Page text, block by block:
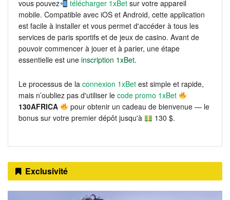
vous pouvez
télécharger 1xBet sur votre appareil
mobile. Compatible avec iOS et Android, cette application
est facile à installer et vous permet d'accéder à tous les
services de paris sportifs et de jeux de casino. Avant de
pouvoir commencer à jouer et à parier, une étape
essentielle est une inscription 1xBet.
Le processus de la connexion 1xBet est simple et rapide,
mais n’oubliez pas d'utiliser le code promo 1xBet
130AFRICA
pour obtenir un cadeau de bienvenue — le
bonus sur votre premier dépôt jusqu'à
130 $.
Exclusivité